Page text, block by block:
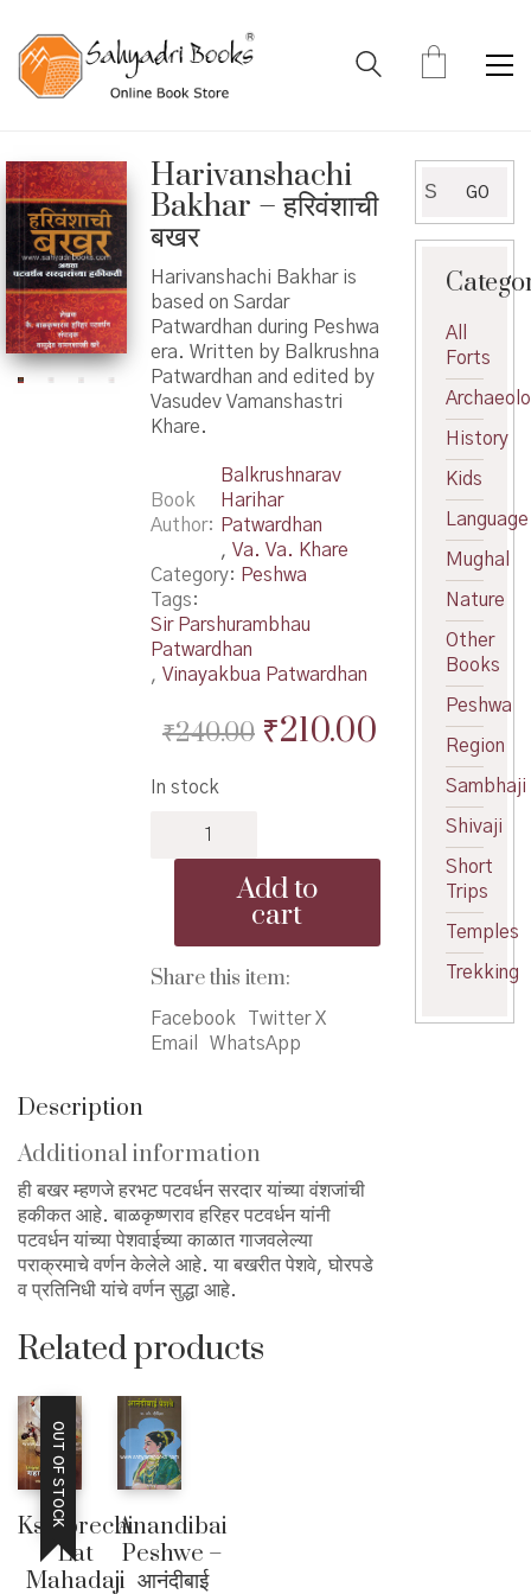
Harivanshachi
Bakhar – हरिवंशाची
बखर
Harivanshachi Bakhar is
based on Sardar
Patwardhan during Peshwa
era. Written by Balkrushna
Patwardhan and edited by
Vasudev Vamanshastri
Khare.
Book
Author
Balkrushnarav
Harihar
Patwardhan
, Va. Va. Khare
Category: Peshwa
Tags:
Sir Parshurambhau
Patwardhan
, Vinayakbua Patwardhan
₹240.00 Original
₹210.00Current
price
₹210.00.
In stock
Bakhar
quantity
Add to
cart
Share this item:
Facebook
Twitter X
Email
WhatsApp
Description
Additional information
ही बखर म्हणजे हरभट पटवर्धन सरदार यांच्या वंशजांची
हकीकत आहे. बाळकृष्णराव हरिहर पटवर्धन यांनी
पटवर्धन यांच्या पेशवाईच्या काळात गाजवलेल्या
पराक्रमाचे वर्णन केलेले आहे. या बखरीत पेशवे, घोरपडे
व प्रतिनिधी यांचे वर्णन सुद्धा आहे.
Related products
OUT OF STOCK
Kshiprechi
Lat
Mahadaji
Anandibai
Peshwe –
आनंदीबाई
for:
GO
All
Forts
History
Kids
Language
Mughal
Nature
Other
Books
Peshwa
Region
Sambhaji
Shivaji
Short
Trips
Temples
Trekking